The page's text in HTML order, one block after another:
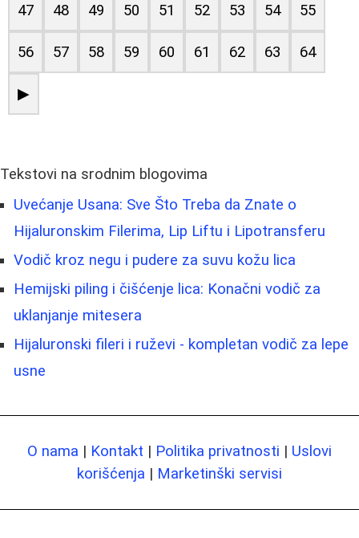
47 48 49 50 51 52 53 54 55
56 57 58 59 60 61 62 63 64
▶
Tekstovi na srodnim blogovima
Uvećanje Usana: Sve Što Treba da Znate o
Hijaluronskim Filerima, Lip Liftu i Lipotransferu
Vodič kroz negu i pudere za suvu kožu lica
Hemijski piling i čišćenje lica: Konačni vodič za
uklanjanje mitesera
Hijaluronski fileri i ruževi - kompletan vodič za lepe
usne
O nama | Kontakt | Politika privatnosti | Uslovi
korišćenja | Marketinški servisi